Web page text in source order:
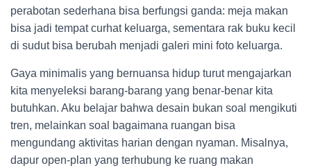
perabotan sederhana bisa berfungsi ganda: meja makan
bisa jadi tempat curhat keluarga, sementara rak buku kecil
di sudut bisa berubah menjadi galeri mini foto keluarga.
Gaya minimalis yang bernuansa hidup turut mengajarkan
kita menyeleksi barang-barang yang benar-benar kita
butuhkan. Aku belajar bahwa desain bukan soal mengikuti
tren, melainkan soal bagaimana ruangan bisa
mengundang aktivitas harian dengan nyaman. Misalnya,
dapur open-plan yang terhubung ke ruang makan